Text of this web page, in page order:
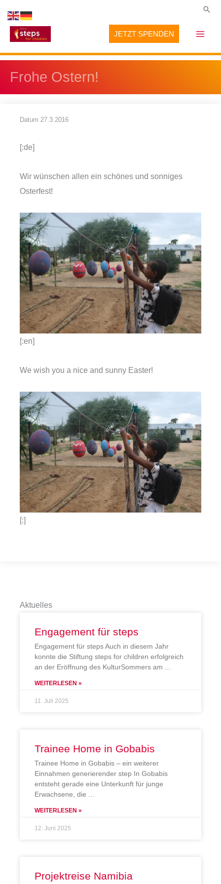
Inhalt
springen
JETZT SPENDEN
Frohe Ostern!
Datum 27.3.2016
[:de]
Wir wünschen allen ein schönes und sonniges
Osterfest!
[:en]
We wish you a nice and sunny Easter!
[:]
Aktuelles
Engagement für steps
Engagement für steps Auch in diesem Jahr
konnte die Stiftung steps for children erfolgreich
an der Eröffnung des KulturSommers am
WEITERLESEN »
11. Juli 2025
Trainee Home in Gobabis
Trainee Home in Gobabis – ein weiterer
Einnahmen generierender step In Gobabis
entsteht gerade eine Unterkunft für junge
Erwachsene, die
WEITERLESEN »
12. Juni 2025
Projektreise Namibia